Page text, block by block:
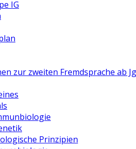
IG
zur zweiten Fremdsprache ab
Prinzipien